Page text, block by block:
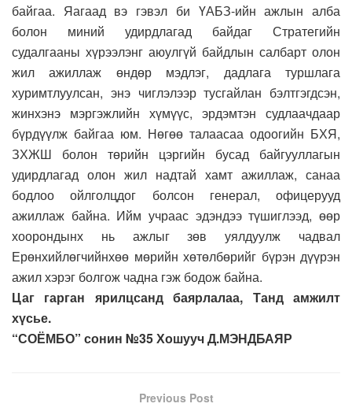
байгаа. Яагаад вэ гэвэл би ҮАБЗ-ийн ажлын алба
болон миний удирдлагад байдаг Стратегийн
судалгааны хүрээлэнг аюулгүй байдлын салбарт олон
жил ажиллаж өндөр мэдлэг, дадлага туршлага
хуримтлуулсан, энэ чиглэлээр тусгайлан бэлтгэгдсэн,
жинхэнэ мэргэжлийн хүмүүс, эрдэмтэн судлаачдаар
бүрдүүлж байгаа юм. Нөгөө талаасаа одоогийн БХЯ,
ЗХЖШ болон төрийн цэргийн бусад байгууллагын
удирдлагад олон жил надтай хамт ажиллаж, санаа
бодлоо ойлголцдог болсон генерал, офицерууд
ажиллаж байна. Ийм учраас эдэндээ түшиглээд, өөр
хоорондынх нь ажлыг зөв уялдуулж чадвал
Ерөнхийлөгчийнхөө мөрийн хөтөлбөрийг бүрэн дүүрэн
ажил хэрэг болгож чадна гэж бодож байна.
Цаг гарган ярилцсанд баярлалаа, Танд амжилт
хүсье.
“СОЁМБО” сонин №35 Хошууч Д.МЭНДБАЯР
Previous Post